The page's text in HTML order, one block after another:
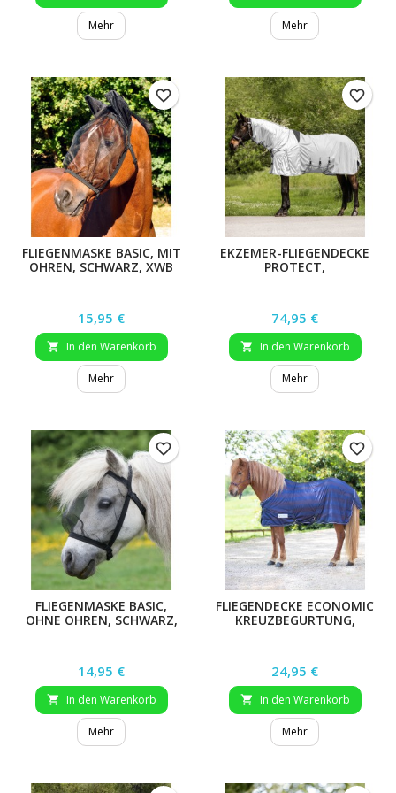
Mehr Mehr
FLIEGENMASKE BASIC, MIT
OHREN, SCHWARZ, XWB
Preis
15,95 €
 In den Warenkorb
Mehr
favorite_border
EKZEMER-FLIEGENDECKE
PROTECT,
Preis
74,95 €
 In den Warenkorb
Mehr
favorite_border
FLIEGENMASKE BASIC,
OHNE OHREN, SCHWARZ,
Preis
14,95 €
 In den Warenkorb
Mehr
favorite_border
FLIEGENDECKE ECONOMIC
KREUZBEGURTUNG,
Preis
24,95 €
 In den Warenkorb
Mehr
favorite_border